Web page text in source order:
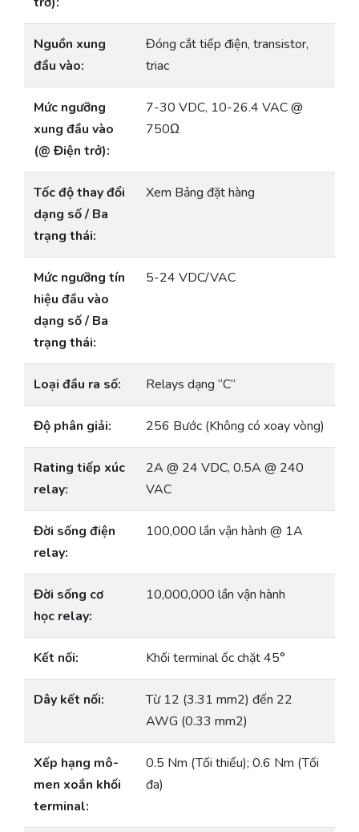
Nguồn xung
đầu vào:
Đóng cắt tiếp điện, transistor,
triac
Mức ngưỡng
xung đầu vào
(@ Điện trở):
7-30 VDC, 10-26.4 VAC @
750Ω
Tốc độ thay đổi
dạng số / Ba
trạng thái:
Xem Bảng đặt hàng
Mức ngưỡng tín
hiệu đầu vào
dạng số / Ba
trạng thái:
5-24 VDC/VAC
Loại đầu ra số: Relays dạng “C”
Độ phân giải: 256 Bước (Không có xoay vòng)
Rating tiếp xúc
relay:
2A @ 24 VDC, 0.5A @ 240
VAC
Đời sống điện
relay:
100,000 lần vận hành @ 1A
Đời sống cơ
học relay:
10,000,000 lần vận hành
Kết nối: Khối terminal ốc chặt 45°
Dây kết nối:
Từ 12 (3.31 mm2) đến 22
AWG (0.33 mm2)
Xếp hạng mô-
men xoắn khối
terminal:
0.5 Nm (Tối thiểu); 0.6 Nm (Tối
đa)